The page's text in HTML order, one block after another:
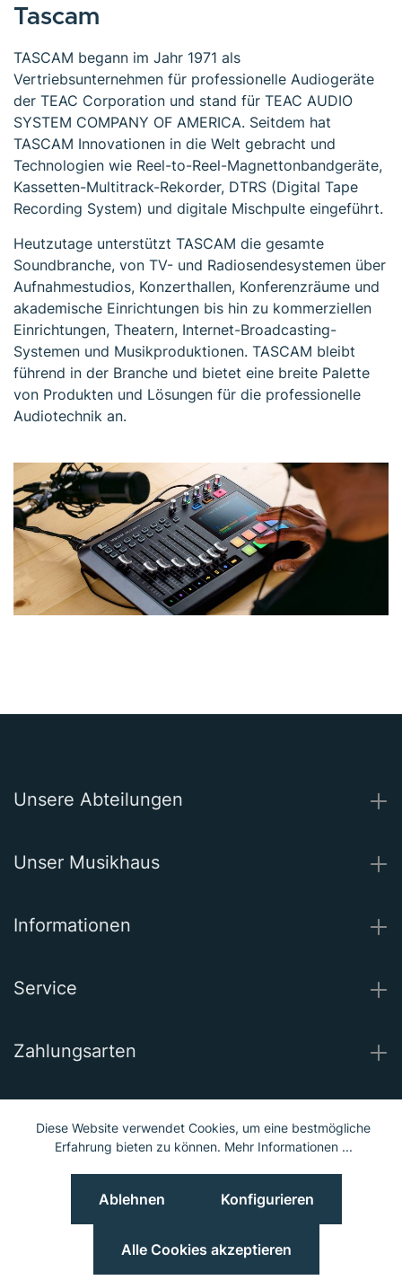
Tascam
TASCAM begann im Jahr 1971 als
Vertriebsunternehmen für professionelle Audiogeräte
der TEAC Corporation und stand für TEAC AUDIO
SYSTEM COMPANY OF AMERICA. Seitdem hat
TASCAM Innovationen in die Welt gebracht und
Technologien wie Reel-to-Reel-Magnettonbandgeräte,
Kassetten-Multitrack-Rekorder, DTRS (Digital Tape
Recording System) und digitale Mischpulte eingeführt.
Heutzutage unterstützt TASCAM die gesamte
Soundbranche, von TV- und Radiosendesystemen über
Aufnahmestudios, Konzerthallen, Konferenzräume und
akademische Einrichtungen bis hin zu kommerziellen
Einrichtungen, Theatern, Internet-Broadcasting-
Systemen und Musikproduktionen. TASCAM bleibt
führend in der Branche und bietet eine breite Palette
von Produkten und Lösungen für die professionelle
Audiotechnik an.
Unsere Abteilungen
Unser Musikhaus
Informationen
Service
Zahlungsarten
Unsere Socials
Diese Website verwendet Cookies, um eine bestmögliche
Erfahrung bieten zu können. Mehr Informationen ...
Ablehnen Konfigurieren
Alle Cookies akzeptieren